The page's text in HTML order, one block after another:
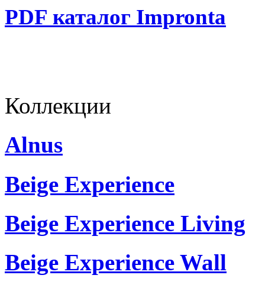
PDF каталог Impronta
Коллекции
Alnus
Beige Experience
Beige Experience Living
Beige Experience Wall